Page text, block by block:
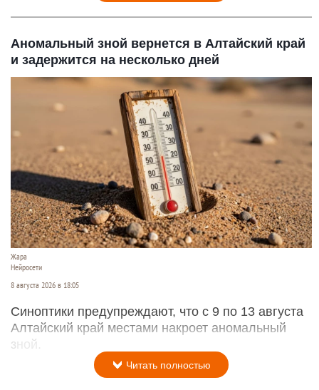
Аномальный зной вернется в Алтайский край
и задержится на несколько дней
Жара
Нейросети
8 августа 2026 в 18:05
Синоптики предупреждают, что с 9 по 13 августа
Алтайский край местами накроет аномальный
зной.
Читать полностью